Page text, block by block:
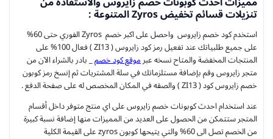
تنزيلات قسائم تخفيض Zyros المتنوعة :
استخدم كود خصم زايروس واحصل على اكبر خصم Zyros الفوري حتى 60%
على جميع طلبياتك عند تفعيل رمز كود زايروس ( ZI13 ) فعال 100% على
المنتجات المخفضة والمتاح نسخه عبرموقع كود خصم_ بادر بالشراء الآن من
متجر زايروس وقم بإضافة مستلزماتك في سلة المشتريات ثم إنسخ رمز كوبون
خصم زايروس كود ( ZI13 ) والصقه في المكان المخصص له على صفحة الدفع .
عند استخدام احدث كوبونات خصم زايروس على اي منتج متوفر داخل أقسام
المتجر ستتمكن من الحصول على العديد من المميزات منها إضافة نسبة كبيرة
من الخصم تصل الى 60% والتي يتيحها كوبون zyros على القيمة الكلية